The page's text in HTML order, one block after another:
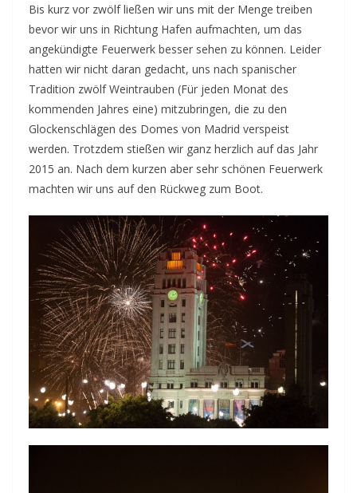
Bis kurz vor zwölf ließen wir uns mit der Menge treiben
bevor wir uns in Richtung Hafen aufmachten, um das
angekündigte Feuerwerk besser sehen zu können. Leider
hatten wir nicht daran gedacht, uns nach spanischer
Tradition zwölf Weintrauben (Für jeden Monat des
kommenden Jahres eine) mitzubringen, die zu den
Glockenschlägen des Domes von Madrid verspeist
werden. Trotzdem stießen wir ganz herzlich auf das Jahr
2015 an. Nach dem kurzen aber sehr schönen Feuerwerk
machten wir uns auf den Rückweg zum Boot.